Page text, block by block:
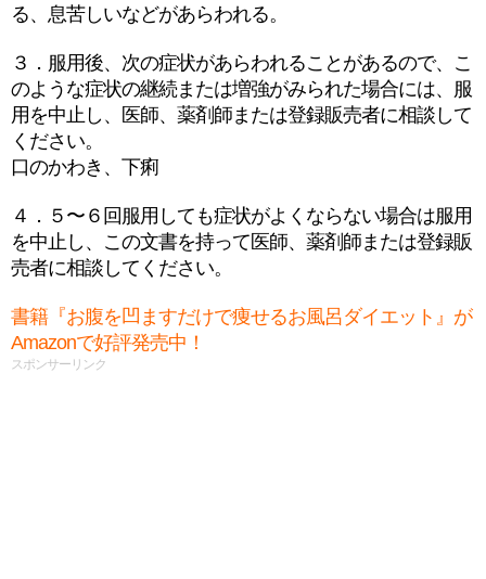
る、息苦しいなどがあらわれる。
３．服用後、次の症状があらわれることがあるので、こ
のような症状の継続または増強がみられた場合には、服
用を中止し、医師、薬剤師または登録販売者に相談して
ください。
口のかわき、下痢
４．５〜６回服用しても症状がよくならない場合は服用
を中止し、この文書を持って医師、薬剤師または登録販
売者に相談してください。
書籍『お腹を凹ますだけで痩せるお風呂ダイエット』が
Amazonで好評発売中！
スポンサーリンク